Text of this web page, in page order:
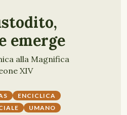
emerge
alla Magnifica
XIV
ENCICLICA
UMANO